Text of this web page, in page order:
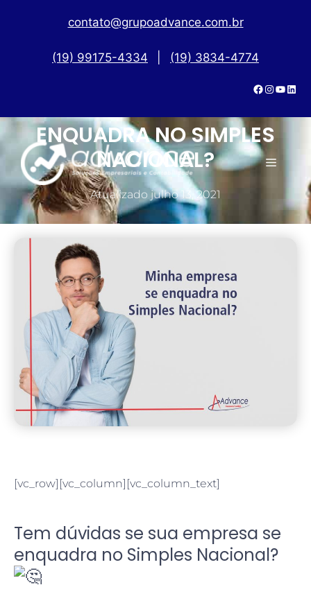
contato@grupoadvance.com.br
(19) 99175-4334 (19) 3834-4774
MINHA EMPRESA SE
ENQUADRA NO SIMPLES
NACIONAL?
Atualizado julho 13, 2021
[vc_row][vc_column][vc_column_text]
Tem dúvidas se sua empresa se
enquadra no Simples Nacional?